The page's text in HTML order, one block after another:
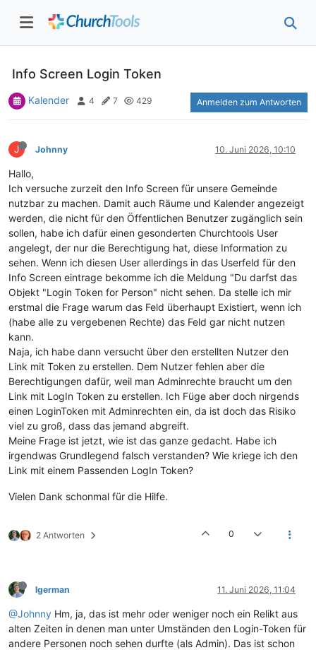
Info Screen Login Token
Kalender 4 7 429 Anmelden zum Antworten
J Johnny 10. Juni 2026, 10:10
Hallo,
Ich versuche zurzeit den Info Screen für unsere Gemeinde
nutzbar zu machen. Damit auch Räume und Kalender angezeigt
werden, die nicht für den Öffentlichen Benutzer zugänglich sein
sollen, habe ich dafür einen gesonderten Churchtools User
angelegt, der nur die Berechtigung hat, diese Information zu
sehen. Wenn ich diesen User allerdings in das Userfeld für den
Info Screen eintrage bekomme ich die Meldung "Du darfst das
Objekt "Login Token for Person" nicht sehen. Da stelle ich mir
erstmal die Frage warum das Feld überhaupt Existiert, wenn ich
(habe alle zu vergebenen Rechte) das Feld gar nicht nutzen
kann.
Naja, ich habe dann versucht über den erstellten Nutzer den
Link mit Token zu erstellen. Dem Nutzer fehlen aber die
Berechtigungen dafür, weil man Adminrechte braucht um den
Link mit LogIn Token zu erstellen. Ich Füge aber doch nirgends
einen LoginToken mit Adminrechten ein, da ist doch das Risiko
viel zu groß, dass das jemand abgreift.
Meine Frage ist jetzt, wie ist das ganze gedacht. Habe ich
irgendwas Grundlegend falsch verstanden? Wie kriege ich den
Link mit einem Passenden LogIn Token?
Vielen Dank schonmal für die Hilfe.
2 Antworten 0
lgerman 11. Juni 2026, 11:04
@Johnny Hm, ja, das ist mehr oder weniger noch ein Relikt aus
alten Zeiten in denen man unter Umständen den Login-Token für
andere Personen noch sehen durfte (als Admin). Das ist schon